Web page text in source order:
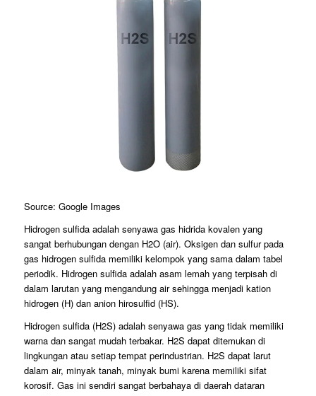
Source: Google Images
Hidrogen sulfida adalah senyawa gas hidrida kovalen yang
sangat berhubungan dengan H2O (air). Oksigen dan sulfur pada
gas hidrogen sulfida memiliki kelompok yang sama dalam tabel
periodik. Hidrogen sulfida adalah asam lemah yang terpisah di
dalam larutan yang mengandung air sehingga menjadi kation
hidrogen (H) dan anion hirosulfid (HS).
Hidrogen sulfida (H2S) adalah senyawa gas yang tidak memiliki
warna dan sangat mudah terbakar. H2S dapat ditemukan di
lingkungan atau setiap tempat perindustrian. H2S dapat larut
dalam air, minyak tanah, minyak bumi karena memiliki sifat
korosif. Gas ini sendiri sangat berbahaya di daerah dataran